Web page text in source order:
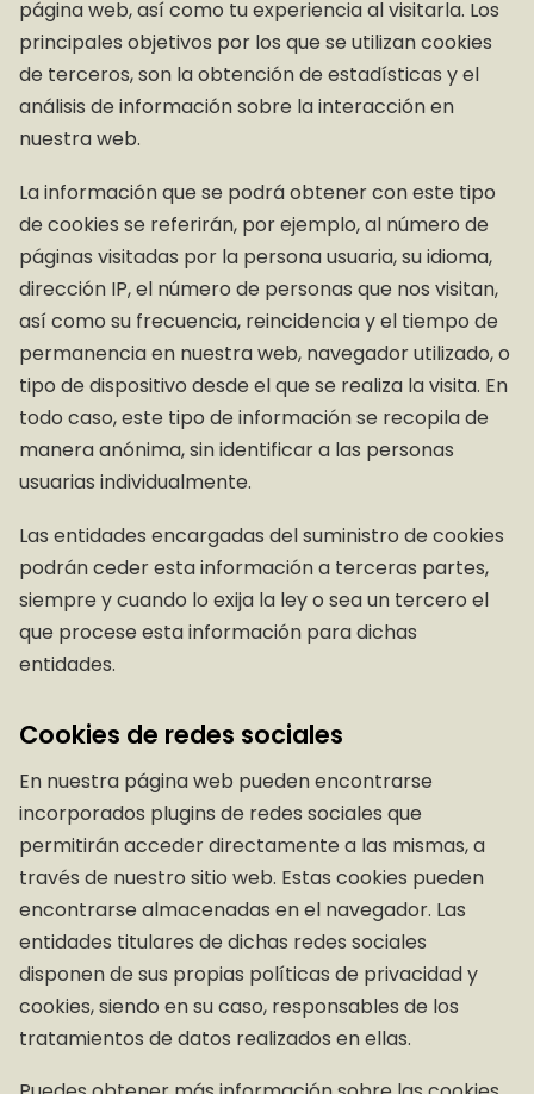
página web, así como tu experiencia al visitarla. Los
principales objetivos por los que se utilizan cookies
de terceros, son la obtención de estadísticas y el
análisis de información sobre la interacción en
nuestra web.
La información que se podrá obtener con este tipo
de cookies se referirán, por ejemplo, al número de
páginas visitadas por la persona usuaria, su idioma,
dirección IP, el número de personas que nos visitan,
así como su frecuencia, reincidencia y el tiempo de
permanencia en nuestra web, navegador utilizado, o
tipo de dispositivo desde el que se realiza la visita. En
todo caso, este tipo de información se recopila de
manera anónima, sin identificar a las personas
usuarias individualmente.
Las entidades encargadas del suministro de cookies
podrán ceder esta información a terceras partes,
siempre y cuando lo exija la ley o sea un tercero el
que procese esta información para dichas
entidades.
Cookies de redes sociales
En nuestra página web pueden encontrarse
incorporados plugins de redes sociales que
permitirán acceder directamente a las mismas, a
través de nuestro sitio web. Estas cookies pueden
encontrarse almacenadas en el navegador. Las
entidades titulares de dichas redes sociales
disponen de sus propias políticas de privacidad y
cookies, siendo en su caso, responsables de los
tratamientos de datos realizados en ellas.